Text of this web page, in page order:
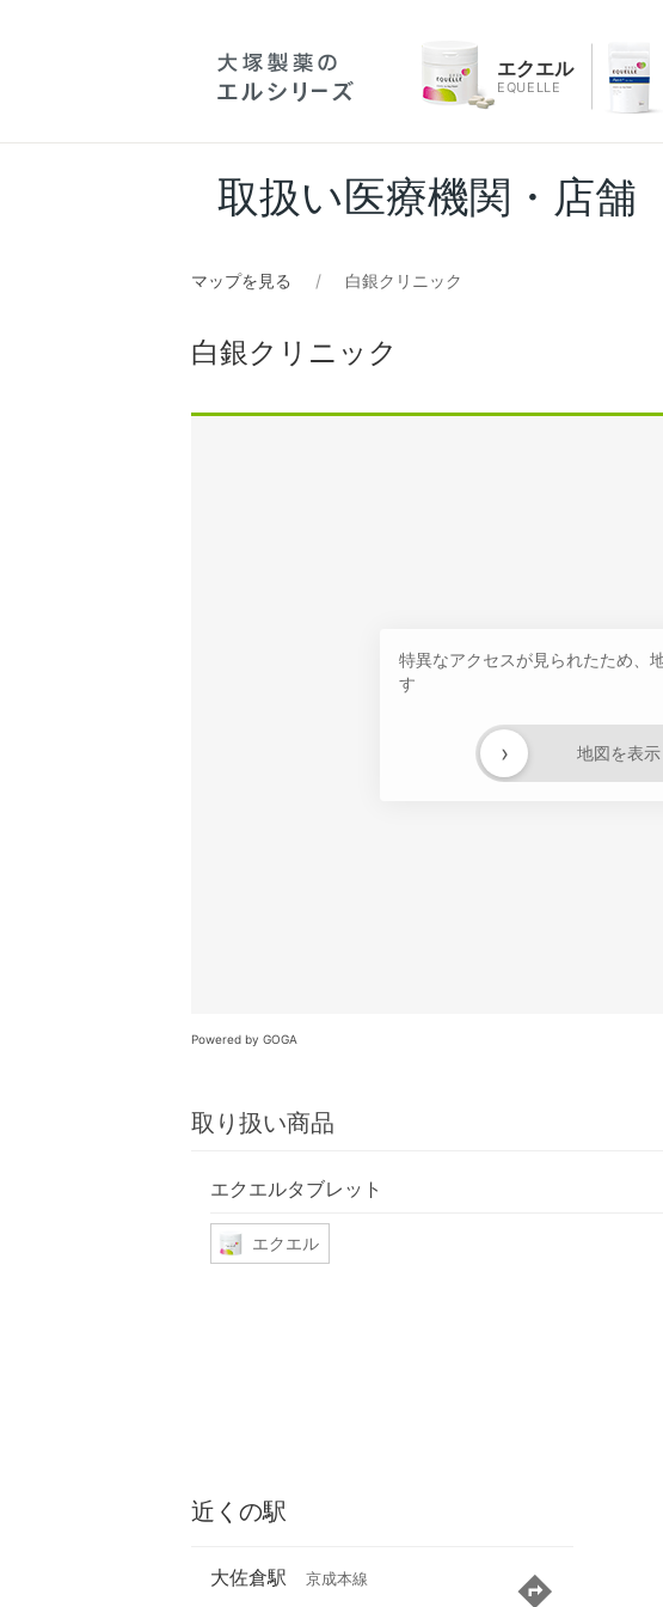
エクエル
EQUELLE
取扱い医療機関・店舗
マップを見る 白銀クリニック
白銀クリニック
特異なアクセスが見られたため、
す
地図を表示
›
Powered by GOGA
取り扱い商品
エクエルタブレット
エクエル
近くの駅
大佐倉駅 京成本線